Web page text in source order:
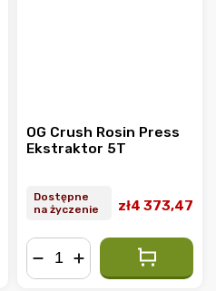
OG Crush Rosin Press
Ekstraktor 5T
Dostępne
na życzenie
zł4 373,47